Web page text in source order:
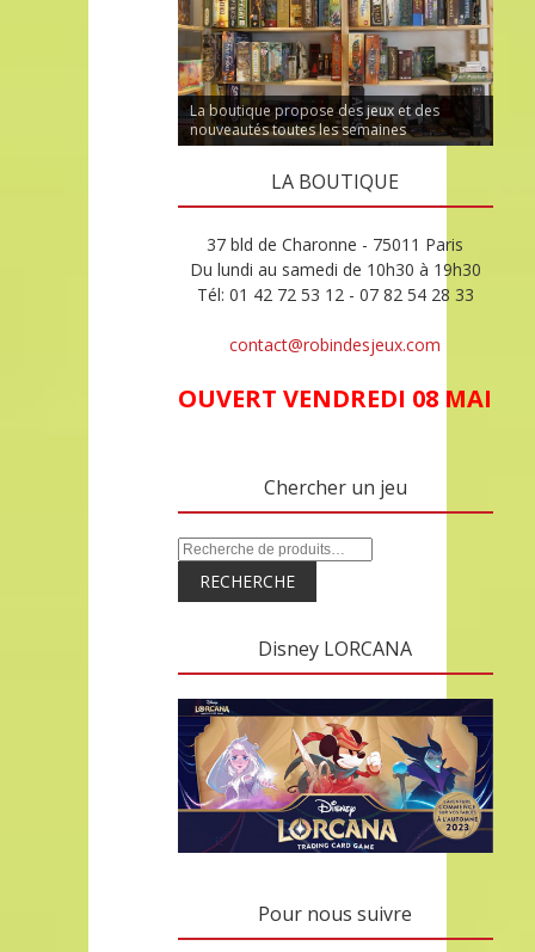
La boutique propose des jeux et des
nouveautés toutes les semaines
LA BOUTIQUE
37 bld de Charonne - 75011 Paris
Du lundi au samedi de 10h30 à 19h30
Tél: 01 42 72 53 12 - 07 82 54 28 33
contact@robindesjeux.com
OUVERT VENDREDI 08 MAI
Chercher un jeu
RECHERCHE
Disney LORCANA
Pour nous suivre